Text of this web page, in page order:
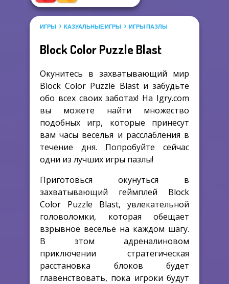
ИГРЫ КАЗУАЛЬНЫЕ ИГРЫ ИГРЫ ПАЗЛЫ
Block Color Puzzle Blast
Окунитесь в захватывающий мир
Block Color Puzzle Blast и забудьте
обо всех своих заботах! На Igry.com
вы можете найти множество
подобных игр, которые принесут
вам часы веселья и расслабления в
течение дня. Попробуйте сейчас
одни из лучших игры пазлы!
Приготовься окунуться в
захватывающий геймплей Block
Color Puzzle Blast, увлекательной
головоломки, которая обещает
взрывное веселье на каждом шагу.
В этом адреналиновом
приключении стратегическая
расстановка блоков будет
главенствовать, пока игроки будут